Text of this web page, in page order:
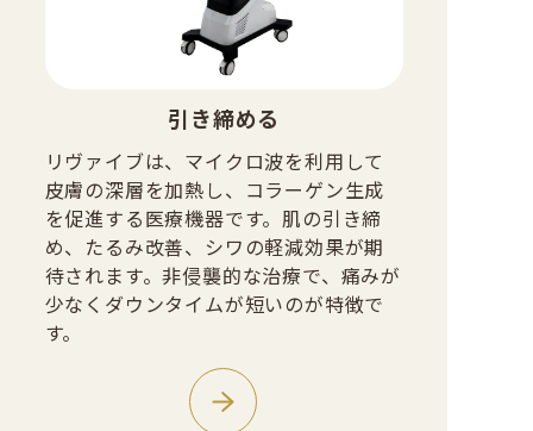
引き締める
リヴァイブは、マイクロ波を利用して
皮膚の深層を加熱し、コラーゲン生成
を促進する医療機器です。肌の引き締
め、たるみ改善、シワの軽減効果が期
待されます。非侵襲的な治療で、痛みが
少なくダウンタイムが短いのが特徴で
す。